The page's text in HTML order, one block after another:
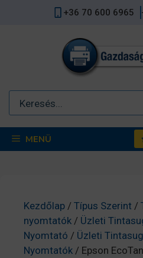
+36 70 600 6965
MENÜ
Kezdőlap / Típus Szerint /
nyomtatók / Üzleti
Nyomtató / Üzleti
Nyomtatók / Epson